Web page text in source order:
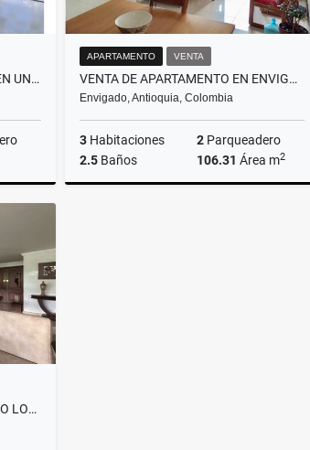
VENTA DE REFUGIO (CABAÑA) EN UNIDAD CERRADA, SALIDA AL EMBALSE GUATAPE
APARTAMENTO VENTA
VENTA DE APARTAMENTO EN ENVIGADO, SECTOR LA INMACULADA
Envigado, Antioquia, Colombia
3 Habitaciones 2 Parqueadero
2.5 Baños 106.31 Área m2
VENTA APARTAMENTO POBLADO LOMA LALINDE MEDELLÍN